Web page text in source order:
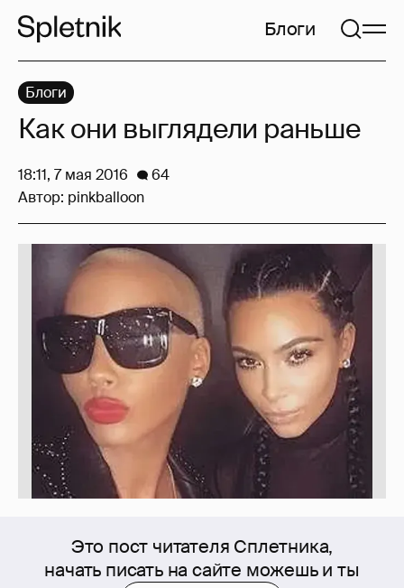
Блоги
Это пост читателя Сплетника,
начать писать на сайте можешь и ты
Блоги
Как они выглядели раньше
18:11, 7 мая 2016
64
Автор: pinkballoon